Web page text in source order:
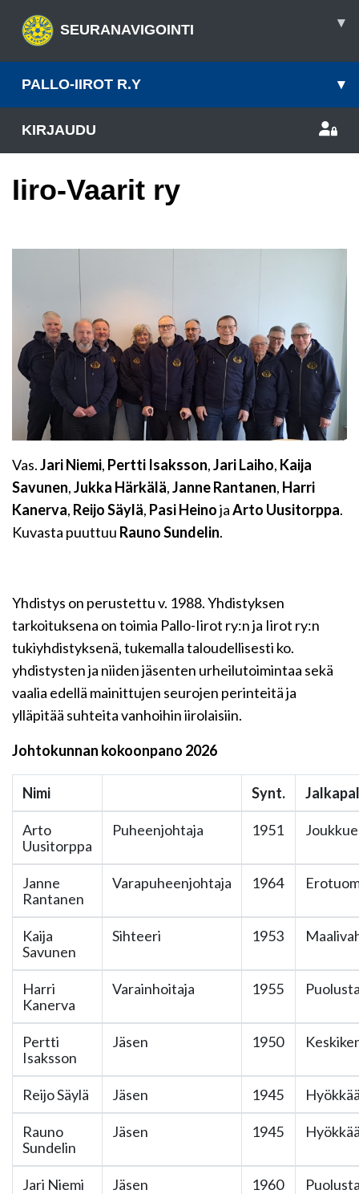
SEURANAVIGOINTI ▾
PALLO-IIROT R.Y ▾
KIRJAUDU
Iiro-Vaarit ry
Vas.Jari Niemi, Pertti Isaksson,Jari Laiho, Kaija
Savunen,Jukka Härkälä,Janne Rantanen, Harri
Kanerva, Reijo Säylä, Pasi HeinojaArto Uusitorppa.
Kuvasta puuttuu Rauno Sundelin.
Yhdistys on perustettu v. 1988. Yhdistyksen
tarkoituksena on toimia Pallo-Iirot ry:n ja Iirot ry:n
tukiyhdistyksenä, tukemalla taloudellisesti ko.
yhdistysten ja niiden jäsenten urheilutoimintaa sekä
vaalia edellä mainittujen seurojen perinteitä ja
ylläpitää suhteita vanhoihin iirolaisiin.
Johtokunnan kokoonpano 2026
Nimi Synt.
Arto
Uusitorppa
Puheenjohtaja 1951
Janne
Rantanen
Varapuheenjohtaja 1964
Kaija
Savunen
Sihteeri 1953
Harri
Kanerva
Varainhoitaja 1955
Pertti
Isaksson
Jäsen 1950
Reijo Säylä Jäsen 1945
Rauno
Sundelin
Jäsen 1945
Jari Niemi Jäsen 1960